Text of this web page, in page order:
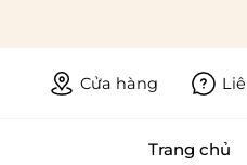
Cửa hàng
Trang chủ